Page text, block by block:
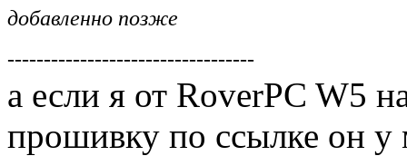
добавленно позже
----------------------------------
а если я от RoverPC W5
прошивку по ссылке он у